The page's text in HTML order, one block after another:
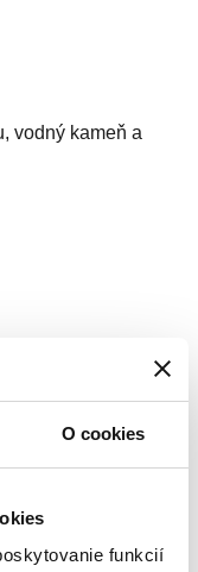
O cookies
funkcií
vodný kameň a